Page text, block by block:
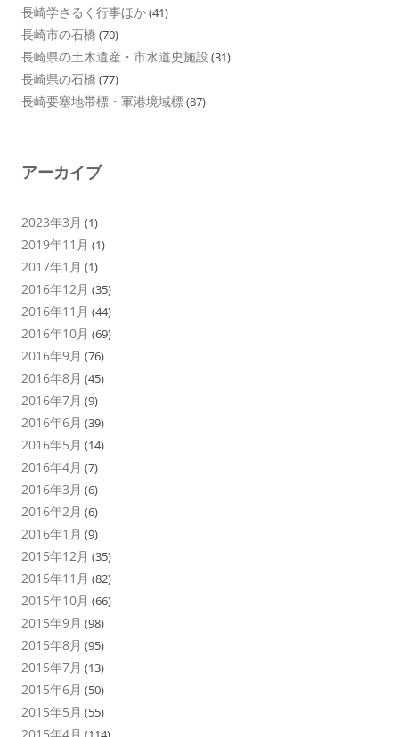
長崎学さるく行事ほか(41)
長崎市の石橋 (70)
長崎県の土木遺産・市水道史施設 (31)
長崎県の石橋 (77)
長崎要塞地帯標・軍港境域標(87)
アーカイブ
2023年3月 (1)
2019年11月 (1)
2017年1月 (1)
2016年12月 (35)
2016年11月 (44)
2016年10月 (69)
2016年9月 (76)
2016年8月 (45)
2016年7月 (9)
2016年6月 (39)
2016年5月 (14)
2016年4月 (7)
2016年3月 (6)
2016年2月 (6)
2016年1月 (9)
2015年12月 (35)
2015年11月 (82)
2015年10月 (66)
2015年9月 (98)
2015年8月 (95)
2015年7月 (13)
2015年6月 (50)
2015年5月 (55)